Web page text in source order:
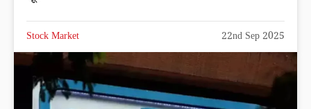
Stock Market 22nd Sep 2025